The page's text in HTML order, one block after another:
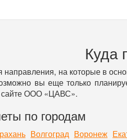
Куда
направления, на которые в
вы еще только
сайте ООО «ЦАВС».
по городам
Волгоград Воронеж